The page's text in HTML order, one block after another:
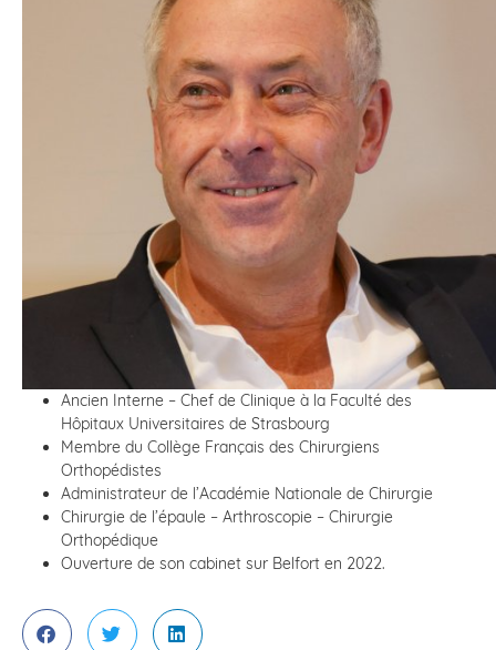
Ancien Interne – Chef de Clinique à la Faculté des
Hôpitaux Universitaires de Strasbourg
Membre du Collège Français des Chirurgiens
Orthopédistes
Administrateur de l’Académie Nationale de Chirurgie
Chirurgie de l’épaule – Arthroscopie – Chirurgie
Orthopédique
Ouverture de son cabinet sur Belfort en 2022.